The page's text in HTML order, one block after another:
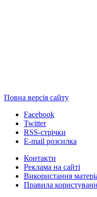
Повна версія сайту
Facebook
Twitter
RSS-стрічки
E-mail розсилка
Контакти
Реклама на сайті
Використання
Правила